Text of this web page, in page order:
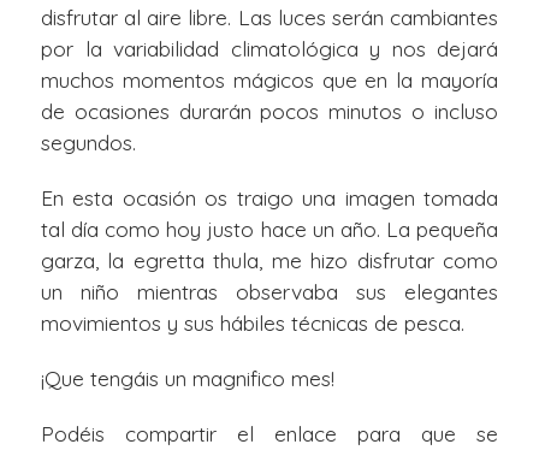
disfrutar al aire libre. Las luces serán cambiantes
por la variabilidad climatológica y nos dejará
muchos momentos mágicos que en la mayoría
de ocasiones durarán pocos minutos o incluso
segundos.
En esta ocasión os traigo una imagen tomada
tal día como hoy justo hace un año. La pequeña
garza, la egretta thula, me hizo disfrutar como
un niño mientras observaba sus elegantes
movimientos y sus hábiles técnicas de pesca.
¡Que tengáis un magnifico mes!
Podéis compartir el enlace para que se